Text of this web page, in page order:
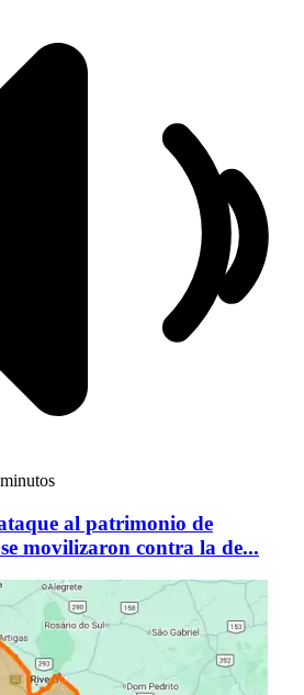
al patrimonio de
movilizaron contra la de...